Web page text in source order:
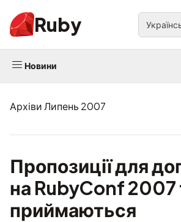
Ruby
Новини
Архіви Липень 2007
Пропозиції для
на RubyConf 2007
приймаються